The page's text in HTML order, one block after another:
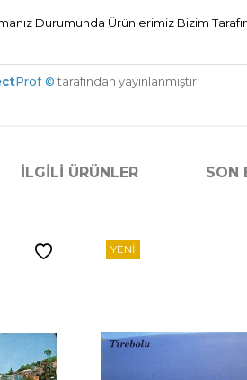
Durumunda Ürünlerimiz Bizim
Prof © tarafından yayınlanmıştır.
İLGILI ÜRÜNLER SON
YENI